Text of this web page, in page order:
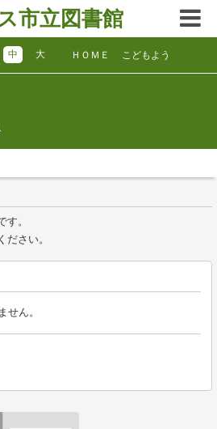
市立図書館
中 大 ＨＯＭＥ こどもよう
す。
ださい。
せん。